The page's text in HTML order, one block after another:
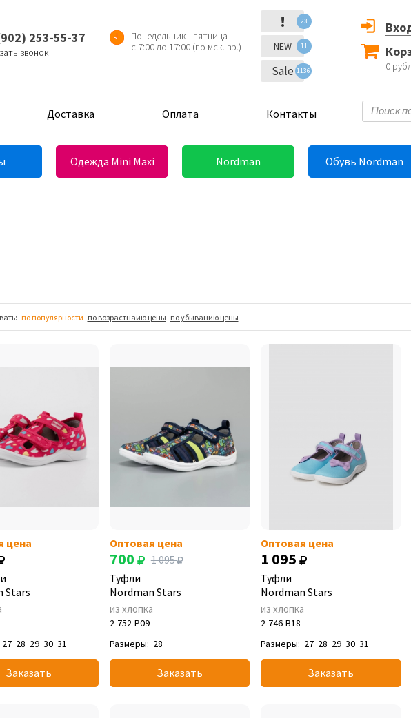
253-55-37
звонок
Понедельник - пятница
с 7:00 до 17:00 (по мск. вр.)
! 23
NEW 11
Sale 1136 0
Доставка Оплата Контакты
Одежда Mini Maxi Nordman Обувь Nordman
по популярности по возрастнаию цены по убыванию цены
цена
Stars
27 28 29 30 31
Заказать
Оптовая цена
700
1 095
Туфли
Nordman Stars
из хлопка
2-752-P09
Размеры: 28
Заказать
Оптовая цена
1 095
Туфли
Nordman Stars
из хлопка
2-746-B18
Размеры: 27 28 29 30 31
Заказать